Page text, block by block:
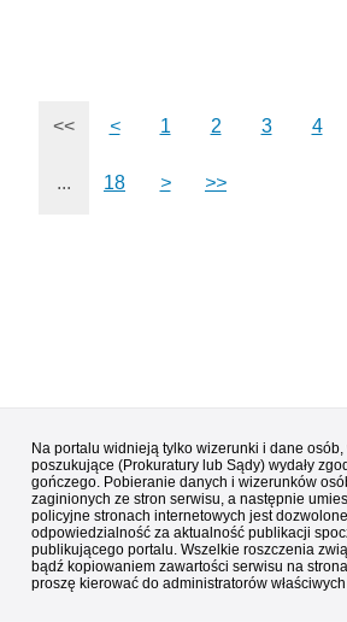
<< < 1 2 3 4
... 18 > >>
Na portalu widnieją tylko wizerunki i dane
poszukujące (Prokuratury lub Sądy) wydały
gończego. Pobieranie danych i wizerunków
zaginionych ze stron serwisu, a następnie
policyjne stronach internetowych jest
odpowiedzialność za aktualność publikacji
publikującego portalu. Wszelkie roszczenia
bądź kopiowaniem zawartości serwisu na
proszę kierować do administratorów